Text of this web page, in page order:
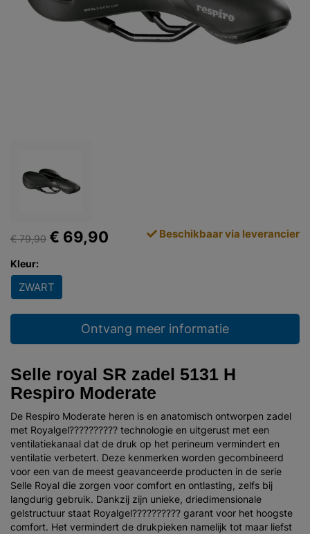
€ 79,90 € 69,90 Beschikbaar via leverancier
Kleur:
ZWART
Ontvang meer informatie
Selle royal SR zadel 5131 H
Respiro Moderate
De Respiro Moderate heren is en anatomisch ontworpen zadel
met Royalgel?????????? technologie en uitgerust met een
ventilatiekanaal dat de druk op het perineum vermindert en
ventilatie verbetert. Deze kenmerken worden gecombineerd
voor een van de meest geavanceerde producten in de serie
Selle Royal die zorgen voor comfort en ontlasting, zelfs bij
langdurig gebruik. Dankzij zijn unieke, driedimensionale
gelstructuur staat Royalgel?????????? garant voor het hoogste
comfort. Het vermindert de drukpieken namelijk tot maar liefst